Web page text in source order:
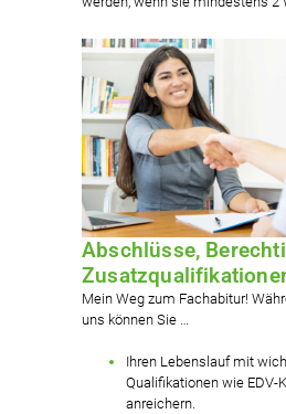
Abschlüsse,
Mein Weg zum Fachabitur!
uns können Sie …
Ihren Lebenslauf mit
Qualifikationen wie EDV-
anreichern.